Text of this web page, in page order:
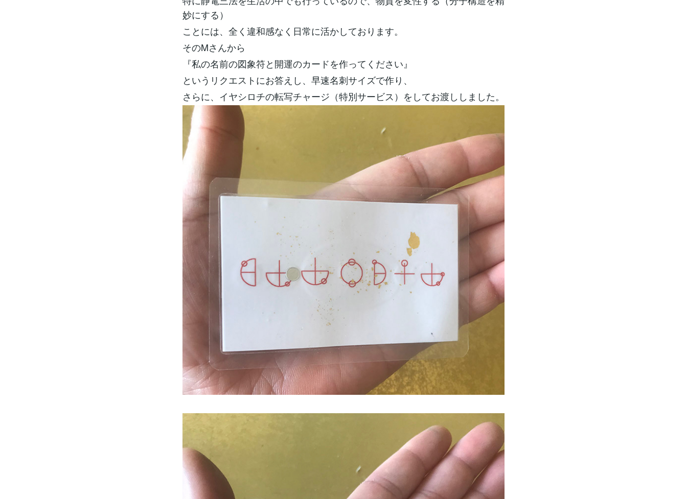
妙にする）
ことには、全く違和感なく日常に活かしております。
そのMさんから
『私の名前の図象符と開運のカードを作ってください』
というリクエストにお答えし、早速名刺サイズで作り、
さらに、イヤシロチの転写チャージ（特別サービス）をしてお渡ししました。